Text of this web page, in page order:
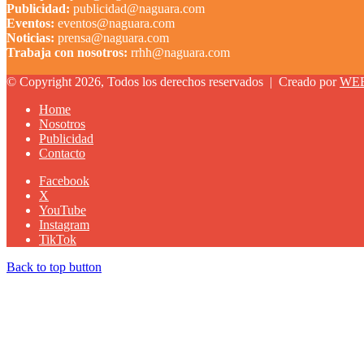
Publicidad: publicidad@naguara.com
Eventos: eventos@naguara.com
Noticias: prensa@naguara.com
Trabaja con nosotros: rrhh@naguara.com
© Copyright 2026, Todos los derechos reservados | Creado por
Home
Nosotros
Publicidad
Contacto
Facebook
X
YouTube
Instagram
TikTok
Back to top button